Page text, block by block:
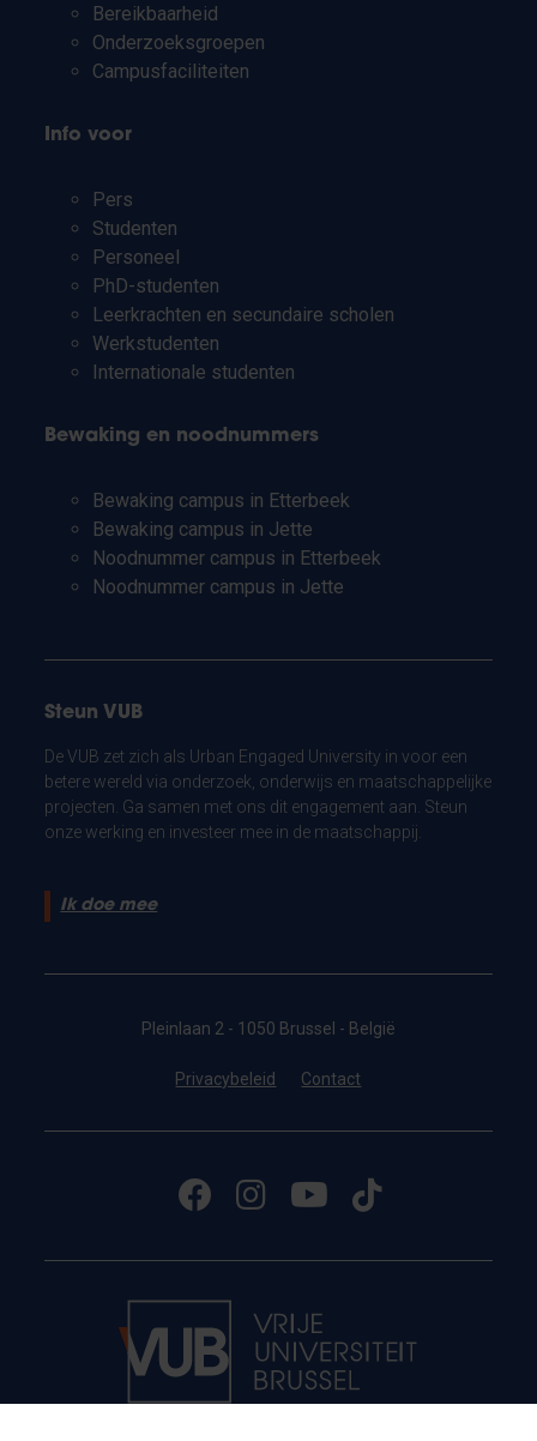
Bereikbaarheid
Onderzoeksgroepen
Campusfaciliteiten
Info voor
Pers
Studenten
Personeel
PhD-studenten
Leerkrachten en secundaire scholen
Werkstudenten
Internationale studenten
Bewaking en noodnummers
Bewaking campus in Etterbeek
Bewaking campus in Jette
Noodnummer campus in Etterbeek
Noodnummer campus in Jette
Steun VUB
De VUB zet zich als Urban Engaged University in voor een
betere wereld via onderzoek, onderwijs en maatschappelijke
projecten. Ga samen met ons dit engagement aan. Steun
onze werking en investeer mee in de maatschappij.
Ik doe mee
Pleinlaan 2 - 1050 Brussel - België
Privacybeleid Contact